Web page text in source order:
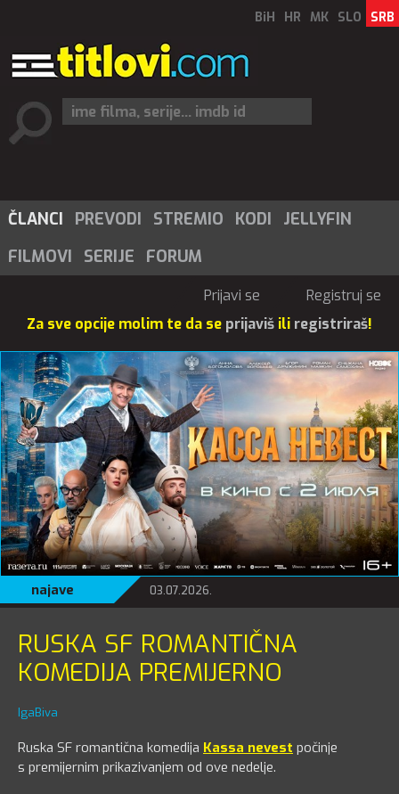
BiH HR MK SLO SRB
ČLANCI PREVODI STREMIO KODI
JELLYFIN
FILMOVI
SERIJE FORUM
Prijavi se
Registruj se
Za sve opcije molim te da se prijaviš ili registriraš!
najave 03.07.2026.
RUSKA SF ROMANTIČNA
KOMEDIJA PREMIJERNO
IgaBiva
Ruska SF romantična komedija Kassa nevest počinje
s premijernim prikazivanjem od ove nedelje.